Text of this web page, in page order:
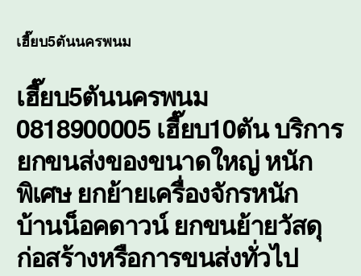
ขนา
ใหญ่
เฮี๊ยบ5ตันนครพนม
เฮี๊ยบ5ตันนครพนม
0818900005 เฮี๊ยบ10ตัน บริการ
ยกขนส่งของขนาดใหญ่ หนัก
พิเศษ ยกย้ายเครื่องจักรหนัก
บ้านน็อคดาวน์ ยกขนย้ายวัสดุ
ก่อสร้างหรือการขนส่งทั่วไป